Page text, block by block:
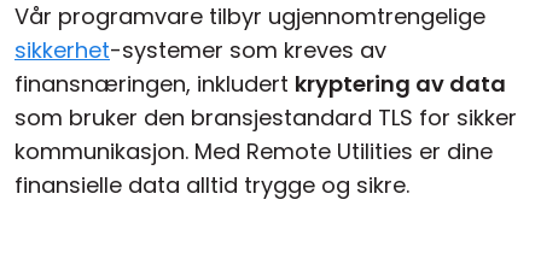
Vår programvare tilbyr ugjennomtrengelige
sikkerhet-systemer som kreves av
finansnæringen, inkludert kryptering av data
som bruker den bransjestandard TLS for sikker
kommunikasjon. Med Remote Utilities er dine
finansielle data alltid trygge og sikre.